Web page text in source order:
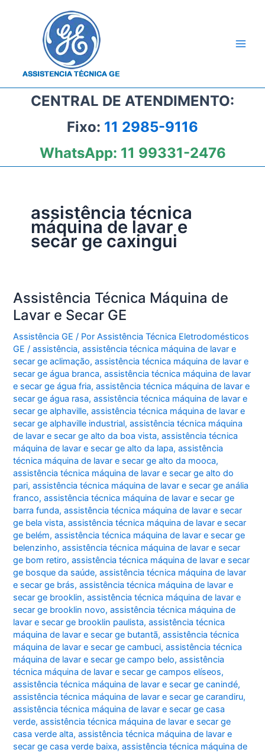
CENTRAL DE ATENDIMENTO:
Fixo: 11 2985-9116
WhatsApp: 11 99331-2476
assistência técnica
máquina de lavar e
secar ge caxingui
Assistência Técnica Máquina de
Lavar e Secar GE
Assistência GE / PorAssistência Técnica Eletrodomésticos
GE/assistência,assistência técnica máquina de lavar e
secar ge aclimação,assistência técnica máquina de lavar e
secar ge água branca,assistência técnica máquina de lavar
e secar ge água fria,assistência técnica máquina de lavar e
secar ge água rasa,assistência técnica máquina de lavar e
secar ge alphaville,assistência técnica máquina de lavar e
secar ge alphaville industrial,assistência técnica máquina
de lavar e secar ge alto da boa vista,assistência técnica
máquina de lavar e secar ge alto da lapa,assistência
técnica máquina de lavar e secar ge alto da mooca,
assistência técnica máquina de lavar e secar ge alto do
pari,assistência técnica máquina de lavar e secar ge anália
franco,assistência técnica máquina de lavar e secar ge
barra funda,assistência técnica máquina de lavar e secar
ge bela vista,assistência técnica máquina de lavar e secar
ge belém,assistência técnica máquina de lavar e secar ge
belenzinho,assistência técnica máquina de lavar e secar
ge bom retiro,assistência técnica máquina de lavar e secar
ge bosque da saúde,assistência técnica máquina de lavar
e secar ge brás,assistência técnica máquina de lavar e
secar ge brooklin,assistência técnica máquina de lavar e
secar ge brooklin novo,assistência técnica máquina de
lavar e secar ge brooklin paulista,assistência técnica
máquina de lavar e secar ge butantã,assistência técnica
máquina de lavar e secar ge cambuci,assistência técnica
máquina de lavar e secar ge campo belo,assistência
técnica máquina de lavar e secar ge campos elíseos,
assistência técnica máquina de lavar e secar ge canindé,
assistência técnica máquina de lavar e secar ge carandiru,
assistência técnica máquina de lavar e secar ge casa
verde,assistência técnica máquina de lavar e secar ge
casa verde alta,assistência técnica máquina de lavar e
secar ge casa verde baixa,assistência técnica máquina de